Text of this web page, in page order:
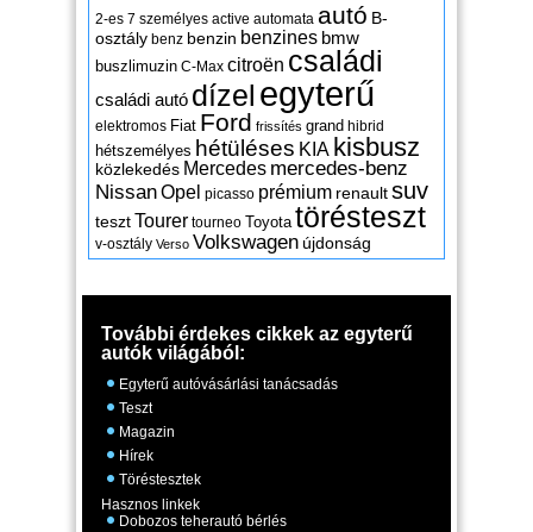
2-es 7 személyes active automata autó B-
osztály benz benzin benzines bmw
buszlimuzin C-Max citroën családi
családi autó dízel egyterű
elektromos Fiat Ford frissítés grand hibrid
hétszemélyes hétüléses KIA kisbusz
közlekedés Mercedes mercedes-benz
NissanOpel picasso prémium renaultsuv
tesztTourer tourneo Toyota törésteszt
v-osztály Verso Volkswagen újdonság
További érdekes cikkek az egyterű
autók világából:
Egyterű autóvásárlási tanácsadás
Teszt
Magazin
Hírek
Töréstesztek
Hasznos linkek
Dobozos teherautó bérlés